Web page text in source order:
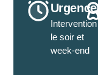
Urgence
Intervention
le soir et
week-end